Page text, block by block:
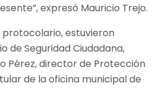
expresó Mauricio Trejo.
estuvieron
de Seguridad Ciudadana,
Pérez, director de Protección
de la oficina municipal de